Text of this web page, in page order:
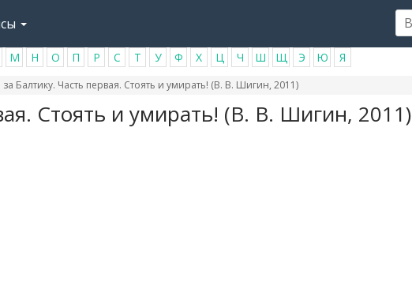
М Н О П Р С Т У Ф Х Ц Ч Ш Щ Э Ю Я
за Балтику. Часть первая. Стоять и умирать! (В. В. Шигин, 2011)
Стоять и умирать! (В. В. Шигин, 2011)